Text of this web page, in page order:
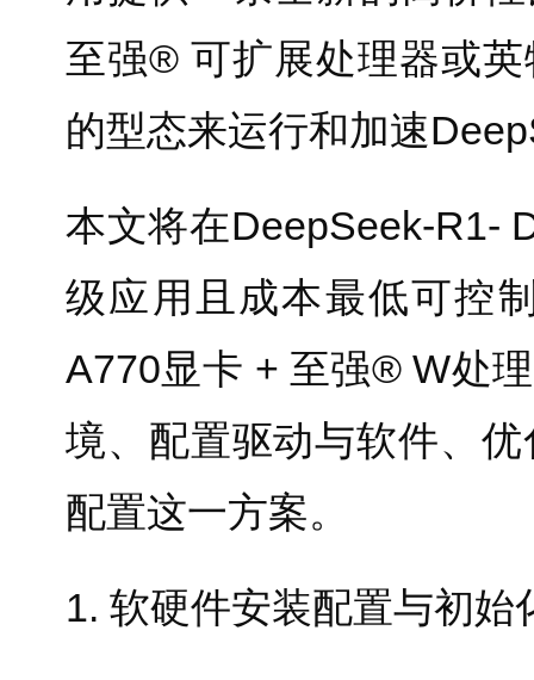
至强® 可扩展处理器或
的型态来运行和加速
本文将在DeepSeek-R1-
级应用且成本最低可控
A770显卡 + 至强® W处
境、配置驱动与软件、
配置这一方案。
1. 软硬件安装配置与初始